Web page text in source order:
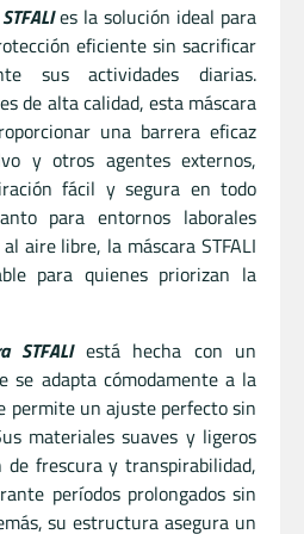
es la solución ideal para
eficiente sin sacrificar
sus actividades diarias.
de alta calidad, esta máscara
una barrera eficaz
y otros agentes externos,
fácil y segura en todo
para entornos laborales
aire libre, la máscara STFALI
para quienes priorizan la
STFALIestá hecha con un
se adapta cómodamente a la
permite un ajuste perfecto sin
materiales suaves y ligeros
de frescura y transpirabilidad,
períodos prolongados sin
su estructura asegura un